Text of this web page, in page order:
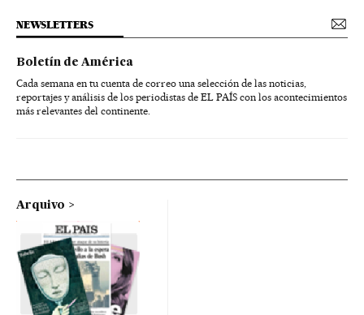
NEWSLETTERS
Boletín de América
Cada semana en tu cuenta de correo una selección de las noticias,
reportajes y análisis de los periodistas de EL PAÍS con los acontecimientos
más relevantes del continente.
Arquivo